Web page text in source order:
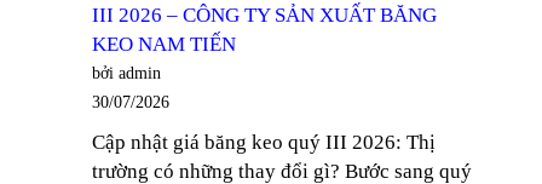
MỘT
SẢN
XUẤT
III 2026 – CÔNG TY SẢN XUẤT BĂNG
KEO NAM TIẾN
bởi admin
30/07/2026
Cập nhật giá băng keo quý III 2026: Thị
trường có những thay đổi gì? Bước sang quý